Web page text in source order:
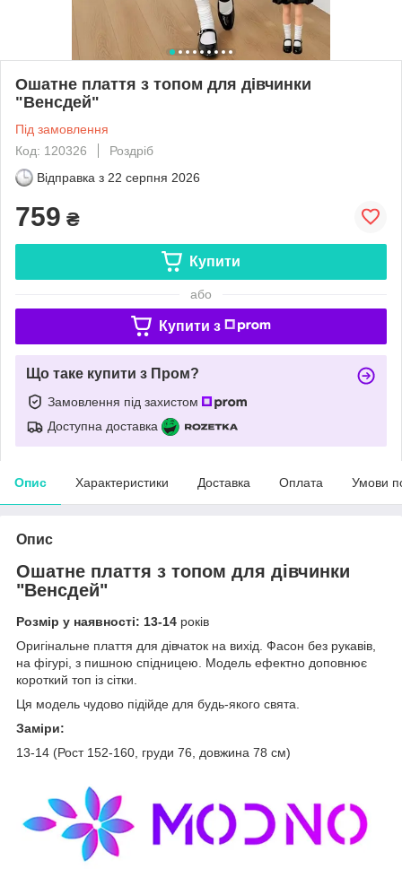
Ошатне плаття з топом для дівчинки
"Венсдей"
Під замовлення
Код: 120326
Роздріб
Відправка з 22 серпня 2026
759 ₴
Купити
або
Купити з
Що таке купити з Пром?
Замовлення під захистом
Доступна доставка
Опис Характеристики Доставка Оплата Умови
Опис
Ошатне плаття з топом для дівчинки
"Венсдей"
Розмір у наявності: 13-14 років
Оригінальне плаття для дівчаток на вихід. Фасон без рукавів,
на фігурі, з пишною спідницею. Модель ефектно доповнює
короткий топ із сітки.
Ця модель чудово підійде для будь-якого свята.
Заміри:
13-14 (Рост 152-160, груди 76, довжина 78 см)